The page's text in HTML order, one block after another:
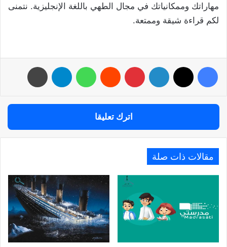
مهاراتك وممكانياتك في مجال الطهي باللغة الإنجليزية. نتمنى
لكم قراءة شيقة وممتعة.
فيسبوك لينكدإن بينتيريست واتساب تيلقرام
اترك تعليقا
مقالات ذات صلة